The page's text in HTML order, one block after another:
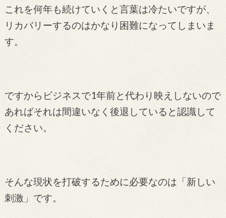
これを何年も続けていくと言葉は冷たいですが、
リカバリーするのはかなり困難になってしまいま
す。
ですからビジネスで1年前と代わり映えしないので
あればそれは間違いなく後退していると認識して
ください。
そんな現状を打破するために必要なのは「新しい
刺激」です。